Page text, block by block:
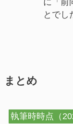
に「前
とでし
まとめ
執筆時時点（